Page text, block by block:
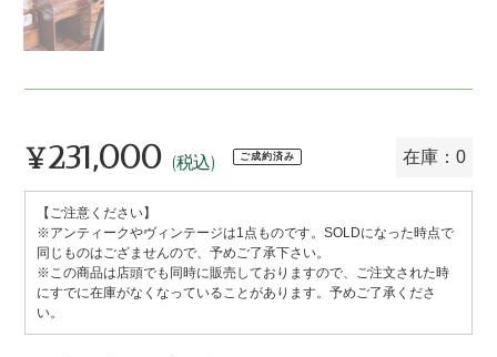
通
常
価
格
¥231,000 (税込) ご成約済み 在庫：0
【ご注意ください】
※アンティークやヴィンテージは1点ものです。SOLDになった時点で
同じものはござませんので、予めご了承下さい。
※この商品は店頭でも同時に販売しておりますので、ご注文された時
にすでに在庫がなくなっていることがあります。予めご了承くださ
い。